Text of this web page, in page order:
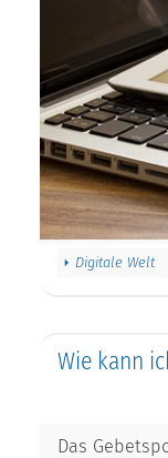
Digitale Welt
Wie kann
Das